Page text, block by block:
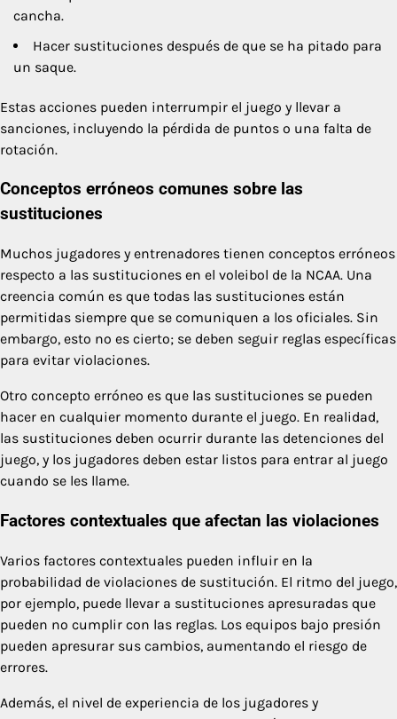
cancha.
Hacer sustituciones después de que se ha pitado para
un saque.
Estas acciones pueden interrumpir el juego y llevar a
sanciones, incluyendo la pérdida de puntos o una falta de
rotación.
Conceptos erróneos comunes sobre las
sustituciones
Muchos jugadores y entrenadores tienen conceptos erróneos
respecto a las sustituciones en el voleibol de la NCAA. Una
creencia común es que todas las sustituciones están
permitidas siempre que se comuniquen a los oficiales. Sin
embargo, esto no es cierto; se deben seguir reglas específicas
para evitar violaciones.
Otro concepto erróneo es que las sustituciones se pueden
hacer en cualquier momento durante el juego. En realidad,
las sustituciones deben ocurrir durante las detenciones del
juego, y los jugadores deben estar listos para entrar al juego
cuando se les llame.
Factores contextuales que afectan las violaciones
Varios factores contextuales pueden influir en la
probabilidad de violaciones de sustitución. El ritmo del juego,
por ejemplo, puede llevar a sustituciones apresuradas que
pueden no cumplir con las reglas. Los equipos bajo presión
pueden apresurar sus cambios, aumentando el riesgo de
errores.
Además, el nivel de experiencia de los jugadores y